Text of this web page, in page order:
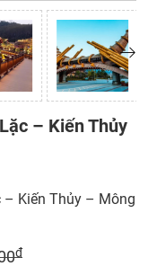
– Kiến Thủy
– Kiến Thủy – Mông
đ